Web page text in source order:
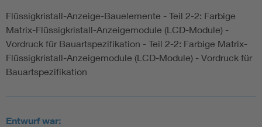
Flüssigkristall-Anzeige-Bauelemente - Teil 2-2: Farbige
Matrix-Flüssigkristall-Anzeigemodule (LCD-Module) -
Vordruck für Bauartspezifikation - Teil 2-2: Farbige Matrix-
Flüssigkristall-Anzeigemodule (LCD-Module) - Vordruck für
Bauartspezifikation
Entwurf war: